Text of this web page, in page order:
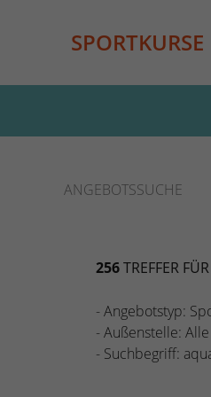
SPORTKURSE
ANGEBOTSSUCHE
256TREFFER
-Angebotstyp:
-Außenstelle: Alle
- Suchbegriff: